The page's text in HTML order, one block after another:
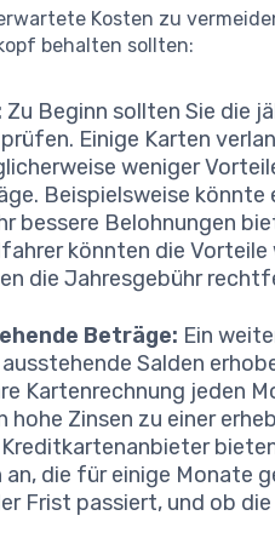
Kosten zu
behalten sollten:
Zu Beginn sollten Sie die
Einige Karten
weniger
Beispielsweise könnte
bessere Belohnungen
könnten die
die Jahresgebühr
Beträge: Ein
Salden
Kartenrechnung jeden
hohe Zinsen zu einer
die für einige Monate
Frist passiert, und ob